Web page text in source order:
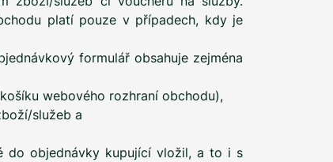
platí pouze v případech, kdy je
formulář obsahuje zejména
webového rozhraní obchodu),
služeb a
do objednávky kupující vložil, a to i s